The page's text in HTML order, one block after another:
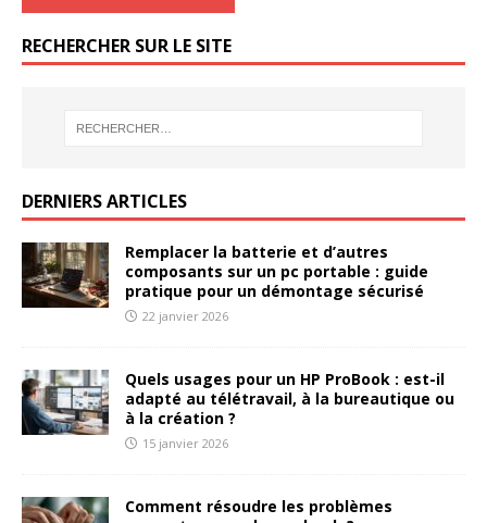
RECHERCHER SUR LE SITE
DERNIERS ARTICLES
Remplacer la batterie et d’autres
composants sur un pc portable : guide
pratique pour un démontage sécurisé
22 janvier 2026
Quels usages pour un HP ProBook : est-il
adapté au télétravail, à la bureautique ou
à la création ?
15 janvier 2026
Comment résoudre les problèmes